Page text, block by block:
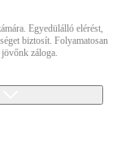
Egyedülálló elérést,
biztosít. Folyamatosan
záloga.